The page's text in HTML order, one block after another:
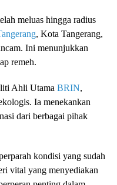
meluas hingga radius
, Kota Tangerang,
Ini menunjukkan
remeh.
Ahli Utama BRIN,
Ia menekankan
dari berbagai pihak
kondisi yang sudah
vital yang menyediakan